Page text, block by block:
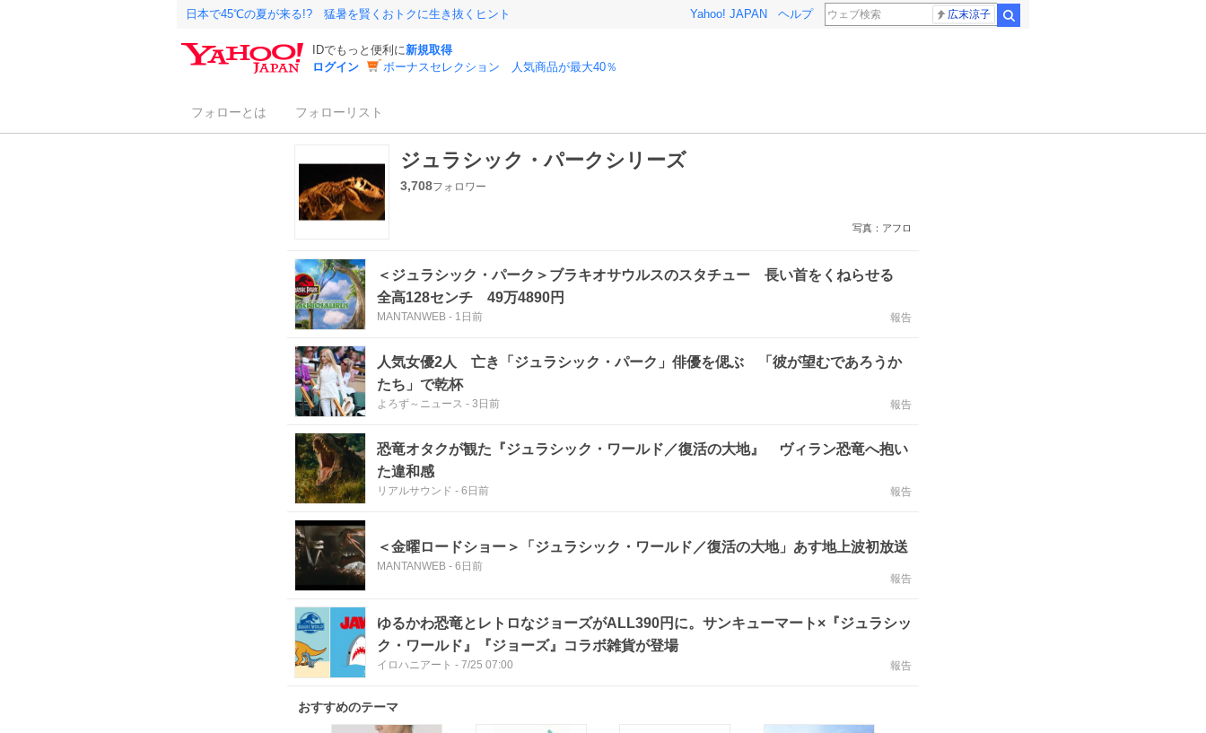
日本で45℃の夏が来る!? 猛暑を賢くおトクに生き抜くヒント Yahoo! JAPAN ヘルプ 広末涼子
IDでもっと便利に新規取得
ログイン
ボーナスセレクション 人気商品が最大40％
フォローとは フォローリスト
ジュラシック・パークシリーズ
3,708フォロワー
写真：アフロ
＜ジュラシック・パーク＞ブラキオサウルスのスタチュー 長い首をくねらせる
全高128センチ 49万4890円
MANTANWEB - 1日前 報告
人気女優2人 亡き「ジュラシック・パーク」俳優を偲ぶ 「彼が望むであろうか
たち」で乾杯
よろず～ニュース - 3日前 報告
恐竜オタクが観た『ジュラシック・ワールド／復活の大地』 ヴィラン恐竜へ抱い
た違和感
リアルサウンド - 6日前 報告
＜金曜ロードショー＞「ジュラシック・ワールド／復活の大地」あす地上波初放送
MANTANWEB - 6日前
報告
ゆるかわ恐竜とレトロなジョーズがALL390円に。サンキューマート×『ジュラシッ
ク・ワールド』『ジョーズ』コラボ雑貨が登場
イロハニアート - 7/25 07:00 報告
おすすめのテーマ